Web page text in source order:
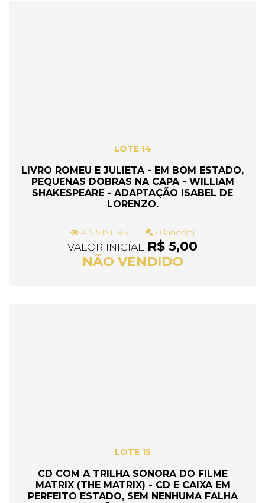
LOTE 14
LIVRO ROMEU E JULIETA - EM BOM ESTADO,
PEQUENAS DOBRAS NA CAPA - WILLIAM
SHAKESPEARE - ADAPTAÇÃO ISABEL DE
LORENZO.
415 VISITAS 0 lance(s)
VALOR INICIAL
R$ 5,00
NÃO VENDIDO
LOTE 15
CD COM A TRILHA SONORA DO FILME
MATRIX (THE MATRIX) - CD E CAIXA EM
PERFEITO ESTADO, SEM NENHUMA FALHA